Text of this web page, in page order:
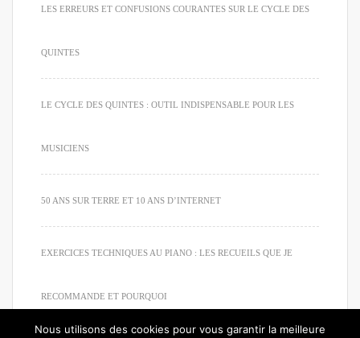
LES ERREURS ET CONFUSIONS COURANTES SUR LE CYCLE DES
QUINTES
LE CYCLE DES QUINTES : OUTIL INDISPENSABLE POUR LES
MUSICIENS
50 ANS SUR TERRE ET 10 ANS D’INTERNET
EXERCICES TECHNIQUES AU PIANO : LES RECUEILS QUE JE
RECOMMANDE ET POURQUOI
Nous utilisons des cookies pour vous garantir la meilleure